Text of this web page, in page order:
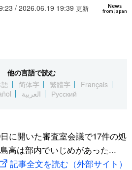
Русский
News
from Japan
/ 2026.06.19 19:39 更新
他の言語で読む
简体字 繁體字
Français
العربية Русский
に開いた審査室会議で17件の処
高は部内でいじめがあった...
記事全文を読む（外部サイト）